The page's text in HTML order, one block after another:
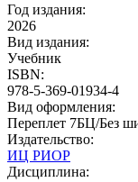
Год издания:
2026
Вид издания:
Учебник
ISBN:
978-5-369-01934-4
Вид оформления:
Переплет 7БЦ/Без
Издательство:
ИЦ РИОР
Дисциплина: